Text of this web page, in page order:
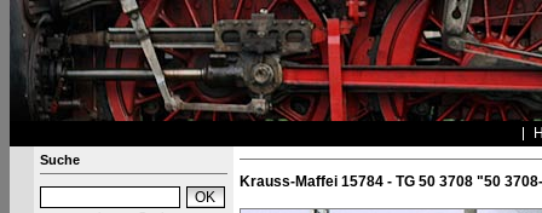
Suche
Krauss-Maffei 15784 - TG 50 3708 "50